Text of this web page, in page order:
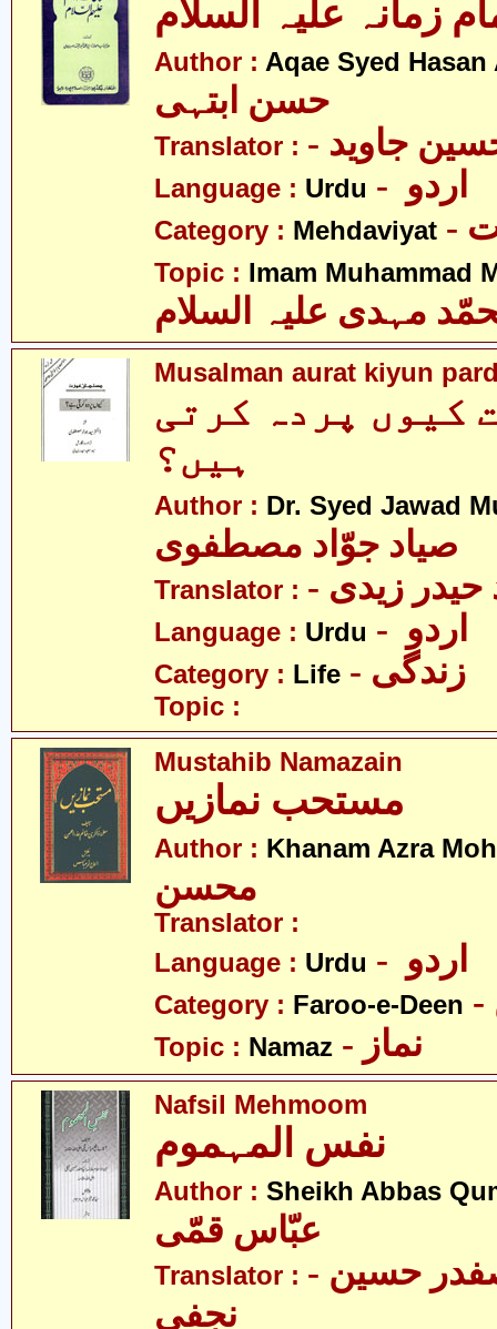
زمانہ علیہ السلام
Author : Aqae Syed
Translator :
Language : Urdu
Category : Mehdaviyat
Topic : Imam Muhammad
مہدی علیہ السلام
Musalman aurat kiyun
کیوں پردہ کرتی
ہیں؟
Author : Dr. Syed Jawad
صیاد جوّاد مصطفوی
Translator :
Language : Urdu
Category : Life - زندگی
Topic :
Mustahib Namazain
مستحب نمازیں
Author : Khanam Azra
Translator :
Language : Urdu
Category : Faroo-e-Deen
Topic : Namaz
Nafsil Mehmoom
نفس المہموم
Author : Sheikh Abbas
عبّاس قمّی
Translator : - علامہ سیّد صفدر حسین
نجفی